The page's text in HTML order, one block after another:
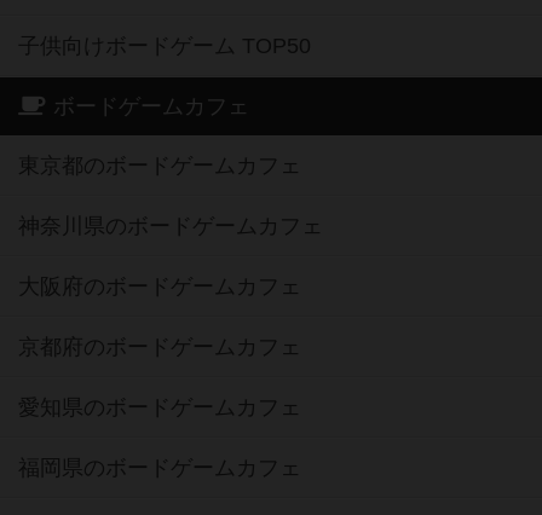
子供向けボードゲーム TOP50
ボードゲームカフェ
東京都のボードゲームカフェ
神奈川県のボードゲームカフェ
大阪府のボードゲームカフェ
京都府のボードゲームカフェ
愛知県のボードゲームカフェ
福岡県のボードゲームカフェ